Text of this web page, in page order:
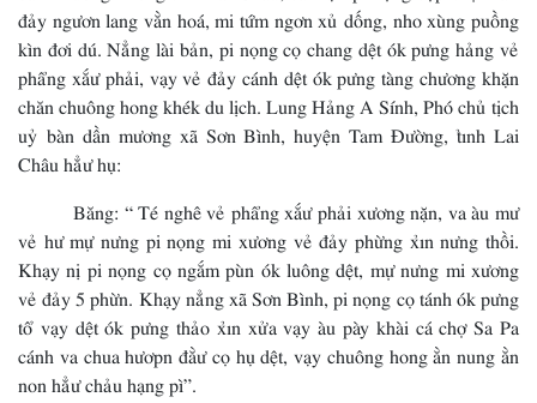
đảy ngươn lang vằn hoá, mi tứm ngơn xủ dống, nho xùng puồng
kìn đơi dú. Nẳng lài bản, pi nọng cọ chang dệt ók pưng hảng vẻ
phẩng xắư phải, vạy vẻ đảy cánh dệt ók pưng tàng chương khặn
chăn chuông hong khék du lịch. Lung Hảng A Sính, Phó chủ tịch
uỷ bàn dần mương xã Sơn Bình, huyện Tam Đường, tỉnh Lai
Châu hẳư hụ:
Băng: “ Té nghê vẻ phẩng xắư phải xương nặn, va àu mư
vẻ hư mự nưng pi nọng mi xương vẻ đảy phừng xỉn nưng thồi.
Khạy nị pi nọng cọ ngắm pùn ók luông dệt, mự nưng mi xương
vẻ đảy 5 phừn. Khạy nẳng xã Sơn Bình, pi nọng cọ tánh ók pưng
tổ vạy dệt ók pưng thảo xỉn xửa vạy àu pày khài cá chợ Sa Pa
cánh va chua hươpn đằư cọ hụ dệt, vạy chuông hong ằn nung ằn
non hẳư chảu hạng pì”.